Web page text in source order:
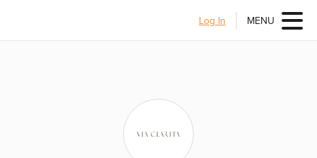
Log In MENU